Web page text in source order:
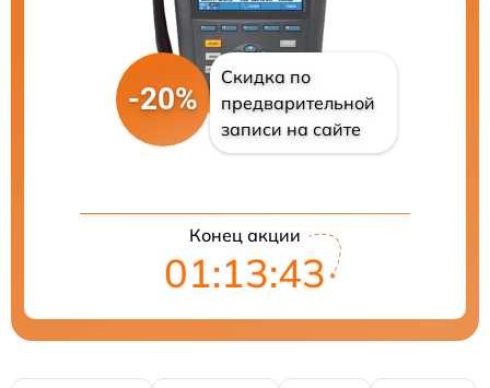
-20%
Скидка по
предварительной
записи на сайте
Конец акции
01:13:41